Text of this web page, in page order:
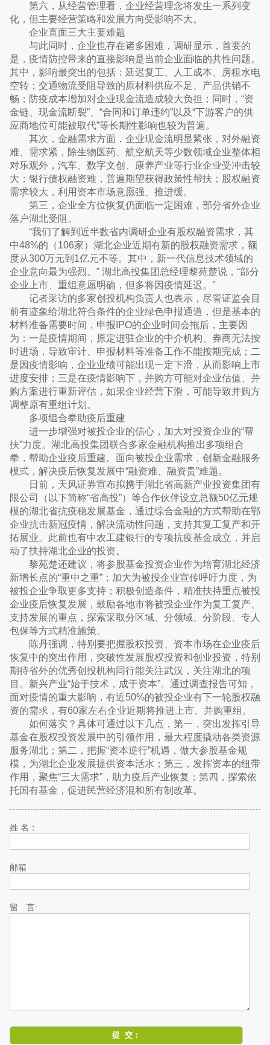
第六，从经营管理看，企业经营理念将发生一系列变
化，但主要经营策略和发展方向受影响不大。
企业直面三大主要难题
与此同时，企业也存在诸多困难，调研显示，首要的
是，疫情防控带来的直接影响是当前企业面临的共性问题。
其中，影响最突出的包括：延迟复工、人工成本、房租水电
空转；交通物流受阻导致的原材料供应不足、产品供销不
畅；防疫成本增加对企业现金流造成较大负担；同时，“资
金链、现金流断裂”、“合同和订单违约”以及“下游客户的供
应商地位可能被取代”等长期性影响也较为普遍。
其次，金融需求方面，企业现金流明显紧张，对外融资
难、需求紧，除生物医药、航空航天等少数领域企业整体相
对乐观外，汽车、数字文创、康养产业等行业企业受冲击较
大；银行债权融资难，普遍期望获得政策性帮扶；股权融资
需求较大，利用资本市场意愿强、推进缓。
第三，企业全方位恢复仍面临一定困难，部分省外企业
落户湖北受阻。
“我们了解到近半数省内调研企业有股权融资需求，其
中48%的（106家）湖北企业近期有新的股权融资需求，额
度从300万元到1亿元不等。其中，新一代信息技术领域的
企业意向最为强烈。” 湖北高投集团总经理黎苑楚说，“部分
企业上市、重组意愿明确，但多将因疫情延迟。”
记者采访的多家创投机构负责人也表示，尽管证监会目
前有迹象给湖北符合条件的企业绿色申报通道，但是基本的
材料准备需要时间，申报IPO的企业时间会拖后，主要因
为：一是疫情期间，原定进驻企业的中介机构、券商无法按
时进场，导致审计、申报材料等准备工作不能按期完成；二
是因疫情影响，企业业绩可能出现一定下滑，从而影响上市
进度安排；三是在疫情影响下，并购方可能对企业估值、并
购方案进行重新评估，如果企业经营下滑，可能导致并购方
调整原有重组计划。
多项组合拳助疫后重建
进一步增强对被投企业的信心，加大对投资企业的“帮
扶”力度。湖北高投集团联合多家金融机构推出多项组合
拳，帮助企业疫后重建。面向被投企业需求，创新金融服务
模式，解决疫后恢复发展中“融资难、融资贵”难题。
日前，天风证券宣布拟携手湖北省高新产业投资集团有
限公司（以下简称“省高投”）等合作伙伴设立总额50亿元规
模的湖北省抗疫稳发展基金，通过综合金融的方式帮助在鄂
企业抗击新冠疫情，解决流动性问题，支持其复工复产和开
拓展业。此前也有中农工建银行的专项抗疫基金成立，并启
动了扶持湖北企业的投资。
黎苑楚还建议，将参股基金投资企业作为培育湖北经济
新增长点的“重中之重”；加大为被投企业宣传呼吁力度，为
被投企业争取更多支持；积极创造条件，精准扶持重点被投
企业疫后恢复发展，鼓励各地市将被投企业作为复工复产、
支持发展的重点，探索采取分区域、分领域、分阶段、专人
包保等方式精准施策。
陈丹强调，特别要把握股权投资、资本市场在企业疫后
恢复中的突出作用，突破性发展股权投资和创业投资，特别
期待省外的优秀创投机构同行能关注武汉，关注湖北的项
目。新兴产业“始于技术，成于资本”。通过调查报告可知，
面对疫情的重大影响，有近50%的被投企业有下一轮股权融
资的需求，有60家左右企业近期将推进上市、并购重组。
如何落实？具体可通过以下几点，第一，突出发挥引导
基金在股权投资发展中的引领作用，最大程度撬动各类资源
服务湖北；第二，把握“资本逆行”机遇，做大参股基金规
模，为湖北企业发展提供资本活水；第三，发挥资本的纽带
作用，聚焦“三大需求”，助力疫后产业恢复；第四，探索依
托国有基金，促进民营经济混和所有制改革。
姓 名：
邮箱
留 言: